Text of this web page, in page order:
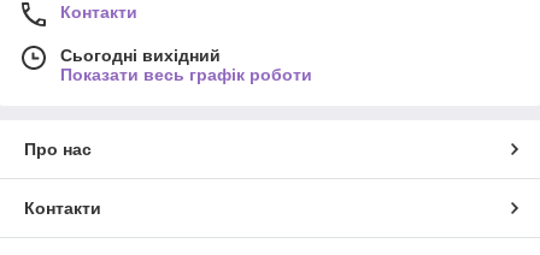
Контакти
Сьогодні вихідний
Показати весь графік роботи
Про нас
Контакти